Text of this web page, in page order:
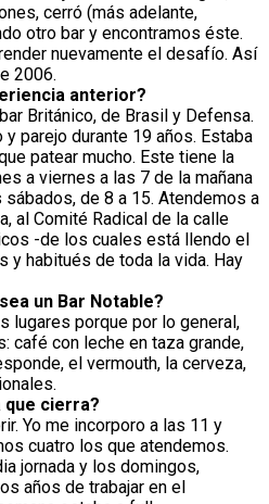
cerró (más adelante,
otro bar y encontramos éste.
nuevamente el desafío. Así
2006.
anterior?
Británico, de Brasil y Defensa.
parejo durante 19 años. Estaba
patear mucho. Este tiene la
a viernes a las 7 de la mañana
de 8 a 15. Atendemos a
al Comité Radical de la calle
-de los cuales está llendo el
y habitués de toda la vida. Hay
un Bar Notable?
lugares porque por lo general,
café con leche en taza grande,
el vermouth, la cerveza,
que cierra?
Yo me incorporo a las 11 y
cuatro los que atendemos.
jornada y los domingos,
años de trabajar en el